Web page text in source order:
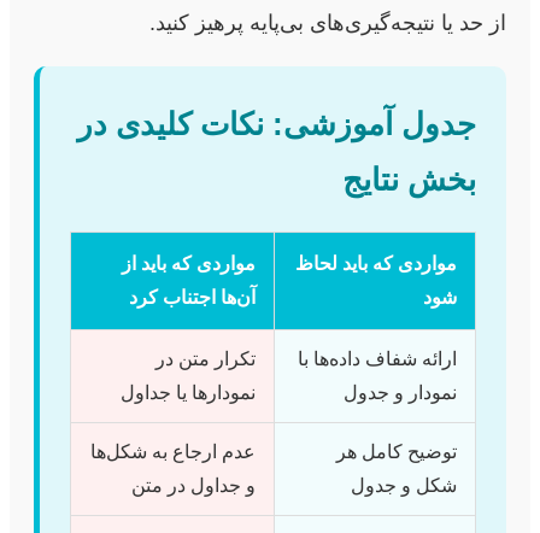
از حد یا نتیجه‌گیری‌های بی‌پایه پرهیز کنید.
جدول آموزشی: نکات کلیدی در
بخش نتایج
مواردی که باید لحاظ
شود
مواردی که باید از
آن‌ها اجتناب کرد
ارائه شفاف داده‌ها با
نمودار و جدول
تکرار متن در
نمودارها یا جداول
توضیح کامل هر
شکل و جدول
عدم ارجاع به شکل‌ها
و جداول در متن